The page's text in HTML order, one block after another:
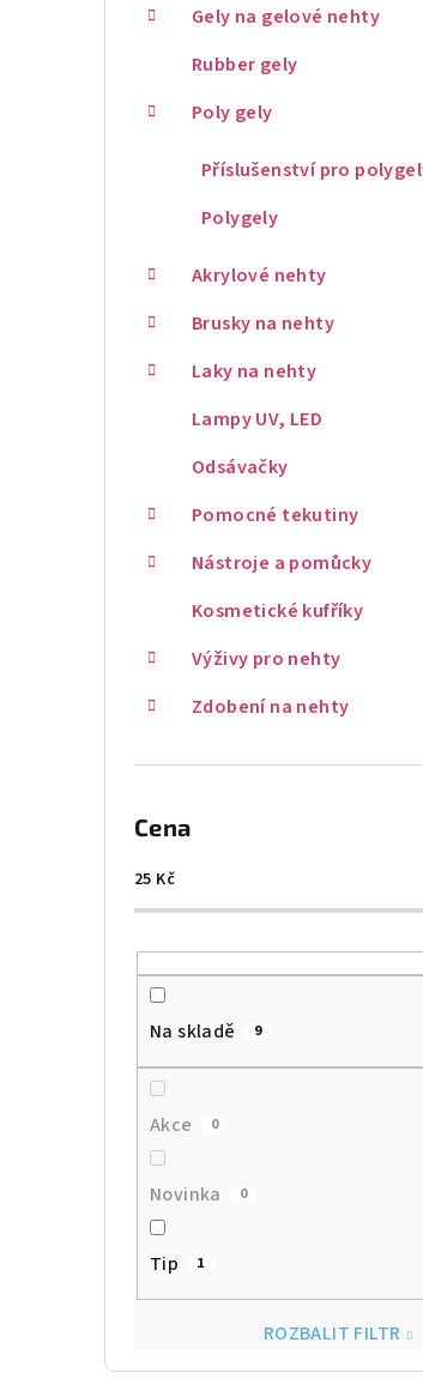
Gely na gelové nehty
Rubber gely
Poly gely
Příslušenství pro
Polygely
Akrylové nehty
Brusky na nehty
Laky na nehty
Lampy UV, LED
Odsávačky
Pomocné tekutiny
Nástroje a pomůcky
Kosmetické kufříky
Výživy pro nehty
Zdobení na nehty
Cena
25 Kč
Na skladě 9
Akce 0
Novinka 0
Tip 1
ROZBALIT FILTR